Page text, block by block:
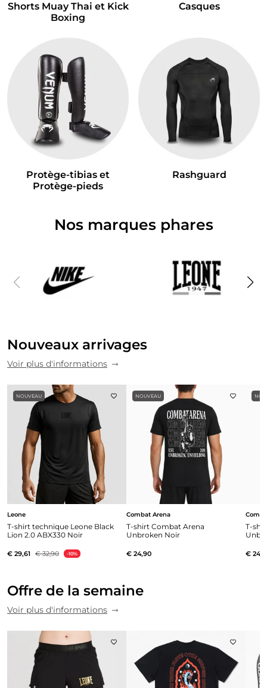
Shorts Muay Thai et Kick
Boxing
Casques
Protège-tibias et
Protège-pieds
Rashguard
Nos marques phares
Nouveaux arrivages
Voir plus d'informations
NOUVEAU
Leone
T-shirt technique Leone Black
Lion 2.0 ABX330 Noir
€ 29,61 € 32,90 -10%
NOUVEAU
Combat Arena
T-shirt Combat Arena
Unbroken Noir
€ 24,90
T-
€
Offre de la semaine
Voir plus d'informations